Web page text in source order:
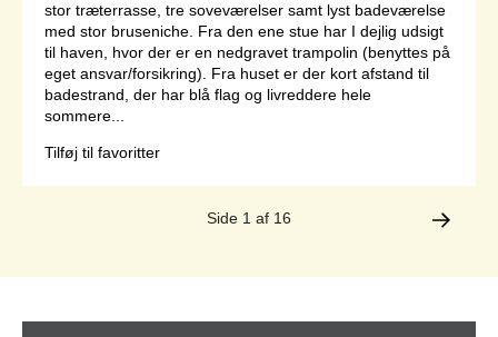
stor træterrasse, tre soveværelser samt lyst badeværelse
med stor bruseniche. Fra den ene stue har I dejlig udsigt
til haven, hvor der er en nedgravet trampolin (benyttes på
eget ansvar/forsikring). Fra huset er der kort afstand til
badestrand, der har blå flag og livreddere hele
sommere...
Tilføj til favoritter
Side 1 af 16